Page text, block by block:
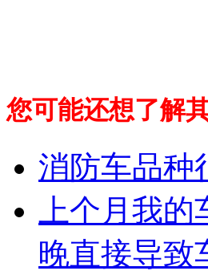
您可能还想了解
消防车品种
上个月我
晚直接导致